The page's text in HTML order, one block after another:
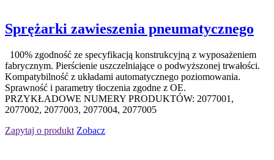
Sprężarki zawieszenia pneumatycznego
100% zgodność ze specyfikacją konstrukcyjną z wyposażeniem
fabrycznym. Pierścienie uszczelniające o podwyższonej trwałości.
Kompatybilność z układami automatycznego poziomowania.
Sprawność i parametry tłoczenia zgodne z OE.
PRZYKŁADOWE NUMERY PRODUKTÓW: 2077001,
2077002, 2077003, 2077004, 2077005
Zapytaj o produkt Zobacz